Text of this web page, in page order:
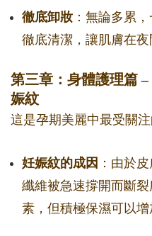
徹底卸妝 ：無論多累
徹底清潔，讓肌膚在夜
第三章：身體護理篇
娠紋
這是孕期美麗中最受關注
妊娠紋的成因 ：由於
纖維被急速撐開而斷裂
素，但積極保濕可以增